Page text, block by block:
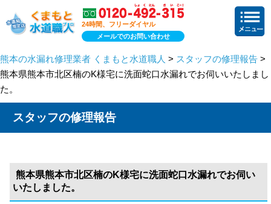
24時間、フリーダイヤル
メールでのお問い合わせ
熊本の水漏れ修理業者 くまもと水道職人 > スタッフの修理報告 >
熊本県熊本市北区楠のK様宅に洗面蛇口水漏れでお伺いいたしまし
た。
スタッフの修理報告
熊本県熊本市北区楠のK様宅に洗面蛇口水漏れでお伺い
いたしました。